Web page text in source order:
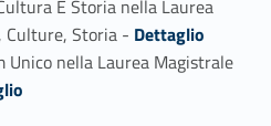
E Storia nella Laurea
Culture, Storia - Link identifier #identifier_person_112438-3
Dettaglio
Unico nella Laurea Magistrale